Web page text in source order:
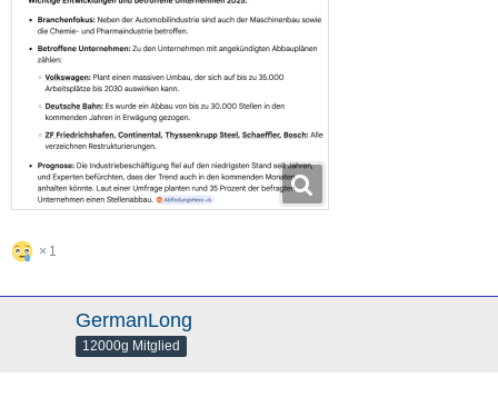
1
GermanLong
12000g Mitglied